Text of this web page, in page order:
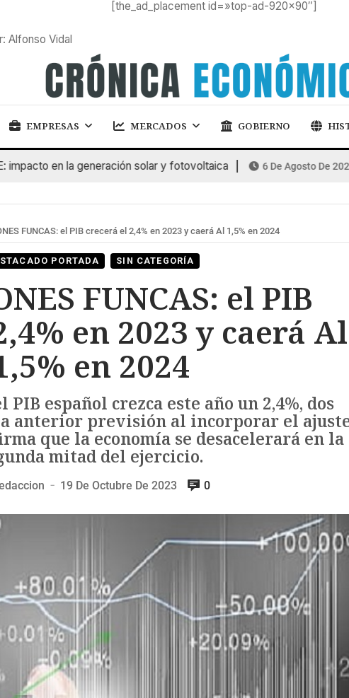
[the_ad_placement id=»top-ad-920×90″]
Alfonso Vidal
EMPRESAS MERCADOS GOBIERNO
en la generación solar y fotovoltaica 6 De Agosto De 2026
FUNCAS: el PIB crecerá el 2,4% en 2023 y caerá Al 1,5% en 2024
PORTADA SIN CATEGORÍA
FUNCAS: el PIB
en 2023 y caerá Al
en 2024
PIB español crezca este año un 2,4%, dos
anterior previsión al incorporar el
que la economía se desacelerará en la
mitad del ejercicio.
— 19 De Octubre De 2023 0